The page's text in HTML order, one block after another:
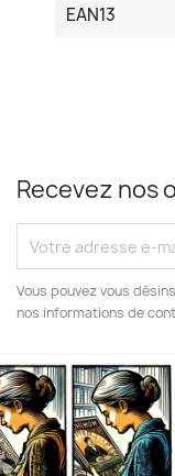
EAN13
Recevez nos
Vous pouvez vous
nos informations de